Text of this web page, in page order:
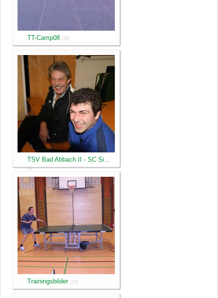
TT-Camp08 (20)
TSV Bad Abbach II - SC Si...
(9)
Trainingsbilder (15)